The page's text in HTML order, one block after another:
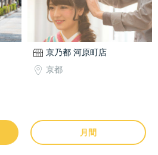
京乃都 河原町店
京都
月間